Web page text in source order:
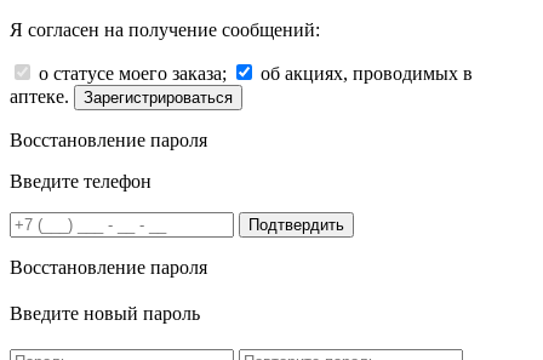
Я согласен на получение сообщений:
о статусе моего заказа;
об акциях, проводимых в
аптеке.
Зарегистрироваться
Восстановление пароля
Введите телефон
Подтвердить
Восстановление пароля
Введите новый пароль